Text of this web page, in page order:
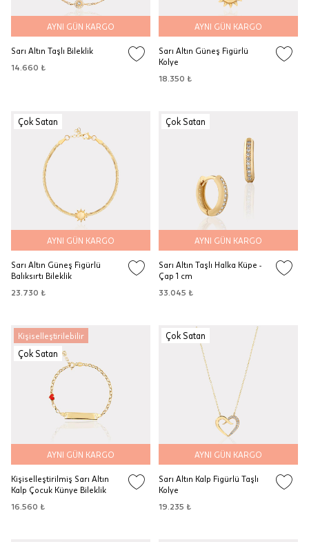
AYNI GÜN KARGO
Sarı Altın Taşlı Bileklik
14.660 ₺
AYNI GÜN KARGO
Sarı Altın Güneş Figürlü
Kolye
18.350 ₺
Çok Satan
AYNI GÜN KARGO
Sarı Altın Güneş Figürlü
Balıksırtı Bileklik
23.730 ₺
Çok Satan
AYNI GÜN KARGO
Sarı Altın Taşlı Halka Küpe -
Çap 1 cm
33.045 ₺
Kişiselleştirilebilir
Çok Satan
AYNI GÜN KARGO
Kişiselleştirilmiş Sarı Altın
Kalp Çocuk Künye Bileklik
16.560 ₺
Çok Satan
AYNI GÜN KARGO
Sarı Altın Kalp Figürlü Taşlı
Kolye
19.235 ₺